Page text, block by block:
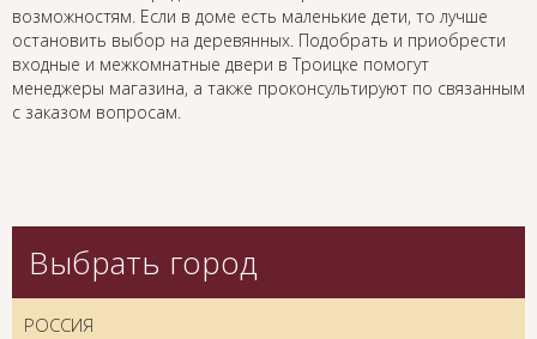
возможностям. Если в доме есть маленькие дети, то лучше
остановить выбор на деревянных. Подобрать и приобрести
входные и межкомнатные двери в Троицке помогут
менеджеры магазина, а также проконсультируют по связанным
с заказом вопросам.
Выбрать город
РОССИЯ